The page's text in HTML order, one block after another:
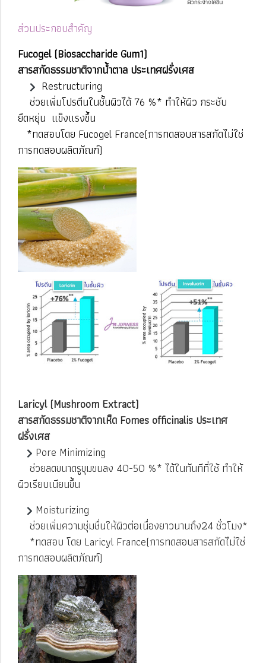
ส่วนประกอบสำคัญ
Fucogel (Biosaccharide Gum1)
สารสกัดธรรมชาติจากน้ำตาล ประเทศฝรั่งเศส
Restructuring
ช่วยเพิ่มโปรตีนในชั้นผิวได้ 76 %* ทำให้ผิว กระชับ
ยืดหยุ่น แข็งแรงขึ้น
*ทดสอบโดย Fucogel France(การทดสอบสารสกัดไม่ใช่
การทดสอบผลิตภัณฑ์)
Laricyl (Mushroom Extract)
สารสกัดธรรมชาติจากเห็ด Fomes officinalis ประเทศ
ฝรั่งเศส
Pore Minimizing
ช่วยลดขนาดรูขุมขนลง 40-50 %* ได้ในทันทีที่ใช้ ทำให้
ผิวเรียบเนียนขึ้น
Moisturizing
ช่วยเพิ่มความชุ่มชื่นให้ผิวต่อเนื่องยาวนานถึง24 ชั่วโมง*
*ทดสอบ โดย Laricyl France(การทดสอบสารสกัดไม่ใช่
การทดสอบผลิตภัณฑ์)